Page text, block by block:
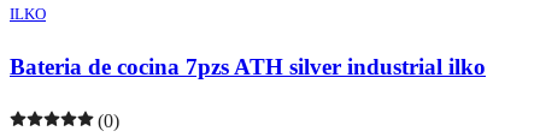
ILKO
Bateria de cocina 7pzs ATH silver industrial ilko
(0)